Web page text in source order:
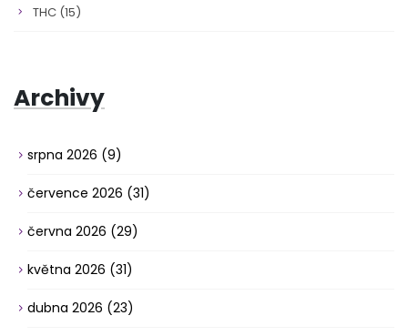
THC (15)
Archivy
srpna 2026 (9)
července 2026 (31)
června 2026 (29)
května 2026 (31)
dubna 2026 (23)